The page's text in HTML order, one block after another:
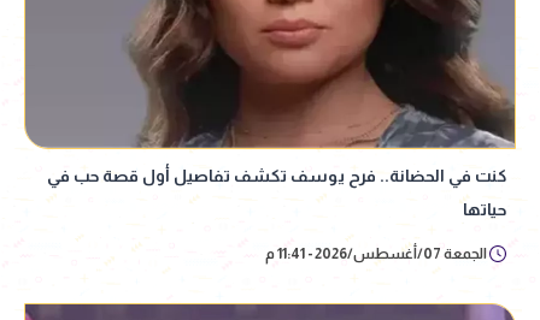
كنت في الحضانة.. فرح يوسف تكشف تفاصيل أول قصة حب في
حياتها
الجمعة 07/أغسطس/2026 - 11:41 م